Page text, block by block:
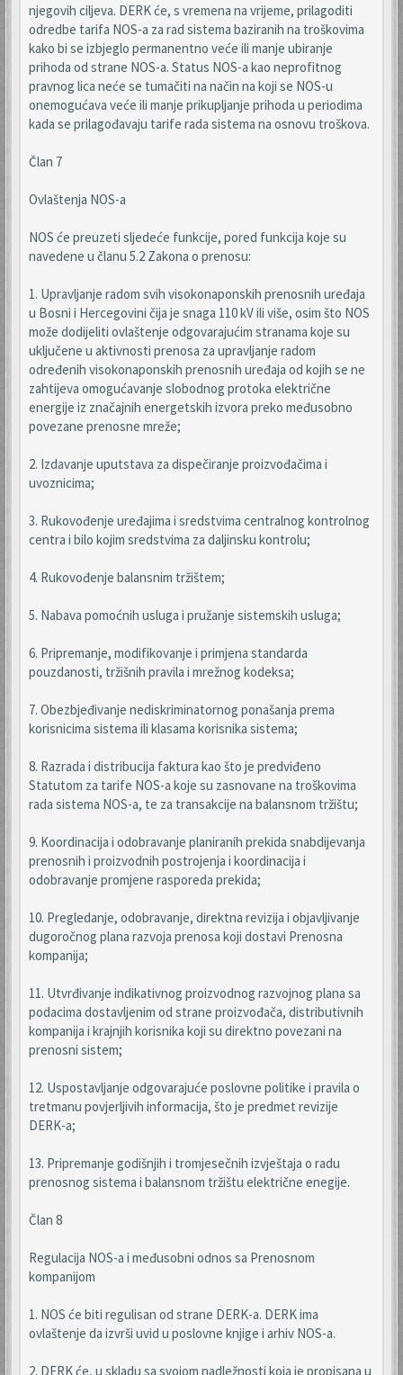
njegovih ciljeva. DERK će, s vremena na vrijeme, prilagoditi
odredbe tarifa NOS-a za rad sistema baziranih na troškovima
kako bi se izbjeglo permanentno veće ili manje ubiranje
prihoda od strane NOS-a. Status NOS-a kao neprofitnog
pravnog lica neće se tumačiti na način na koji se NOS-u
onemogućava veće ili manje prikupljanje prihoda u periodima
kada se prilagođavaju tarife rada sistema na osnovu troškova.
Član 7
Ovlaštenja NOS-a
NOS će preuzeti sljedeće funkcije, pored funkcija koje su
navedene u članu 5.2 Zakona o prenosu:
1. Upravljanje radom svih visokonaponskih prenosnih uređaja
u Bosni i Hercegovini čija je snaga 110 kV ili više, osim što NOS
može dodijeliti ovlaštenje odgovarajućim stranama koje su
uključene u aktivnosti prenosa za upravljanje radom
određenih visokonaponskih prenosnih uređaja od kojih se ne
zahtijeva omogućavanje slobodnog protoka električne
energije iz značajnih energetskih izvora preko međusobno
povezane prenosne mreže;
2. Izdavanje uputstava za dispečiranje proizvođačima i
uvoznicima;
3. Rukovođenje uređajima i sredstvima centralnog kontrolnog
centra i bilo kojim sredstvima za daljinsku kontrolu;
4. Rukovođenje balansnim tržištem;
5. Nabava pomoćnih usluga i pružanje sistemskih usluga;
6. Pripremanje, modifikovanje i primjena standarda
pouzdanosti, tržišnih pravila i mrežnog kodeksa;
7. Obezbjeđivanje nediskriminatornog ponašanja prema
korisnicima sistema ili klasama korisnika sistema;
8. Razrada i distribucija faktura kao što je predviđeno
Statutom za tarife NOS-a koje su zasnovane na troškovima
rada sistema NOS-a, te za transakcije na balansnom tržištu;
9. Koordinacija i odobravanje planiranih prekida snabdijevanja
prenosnih i proizvodnih postrojenja i koordinacija i
odobravanje promjene rasporeda prekida;
10. Pregledanje, odobravanje, direktna revizija i objavljivanje
dugoročnog plana razvoja prenosa koji dostavi Prenosna
kompanija;
11. Utvrđivanje indikativnog proizvodnog razvojnog plana sa
podacima dostavljenim od strane proizvođača, distributivnih
kompanija i krajnjih korisnika koji su direktno povezani na
prenosni sistem;
12. Uspostavljanje odgovarajuće poslovne politike i pravila o
tretmanu povjerljivih informacija, što je predmet revizije
DERK-a;
13. Pripremanje godišnjih i tromjesečnih izvještaja o radu
prenosnog sistema i balansnom tržištu električne enegije.
Član 8
Regulacija NOS-a i međusobni odnos sa Prenosnom
kompanijom
1. NOS će biti regulisan od strane DERK-a. DERK ima
ovlaštenje da izvrši uvid u poslovne knjige i arhiv NOS-a.
2. DERK će, u skladu sa svojom nadležnosti koja je propisana u